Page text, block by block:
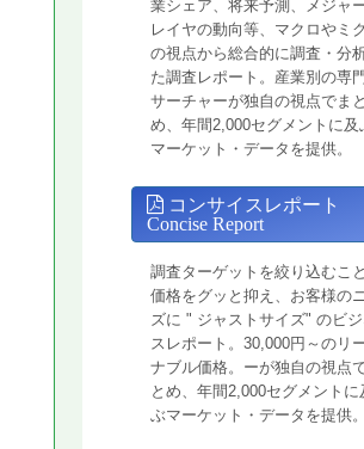
業シェア、将来予測、メジャ
レイヤの動向等、マクロやミ
の視点から総合的に調査・分
た調査レポート。産業別の専
サーチャーが独自の視点でまと
め、年間2,000セグメントに及
マーケット・データを提供。
コンサイスレポート
Concise Report
調査ターゲットを絞り込むこ
価格をグッと抑え、お客様の
ズに " ジャストサイズ" のビ
スレポート。30,000円～のリ
ナブル価格。ーが独自の視点
とめ、年間2,000セグメントに
ぶマーケット・データを提供。